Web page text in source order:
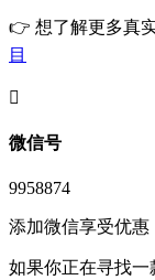
👉 想了解更多真
目
󦘖
微信号
9958874
添加微信享受优惠
如果你正在寻找